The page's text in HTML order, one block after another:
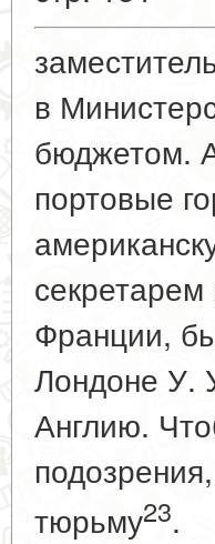
в
бюджетом.
портовые
Франции,
Лондоне У.
Англию.
тюрьму23.